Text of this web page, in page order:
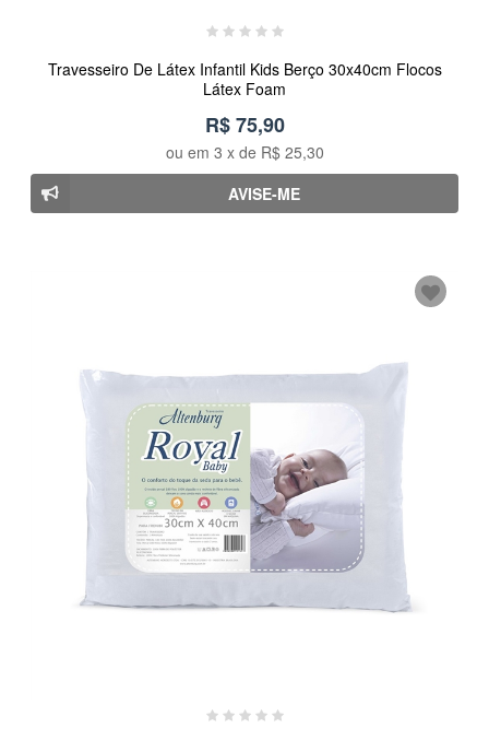
Travesseiro De Látex Infantil Kids Berço 30x40cm Flocos
Látex Foam
R$ 75,90
ou em 3 x de R$ 25,30
AVISE-ME